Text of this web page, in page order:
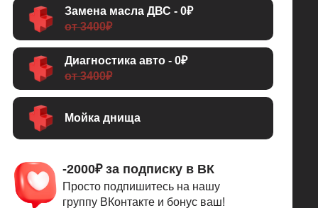
-2000₽ за подписку в ВК
Просто подпишитесь на нашу
группу ВКонтакте и бонус ваш!
Мойка днища
Диагностика авто - 0₽
от 3400₽
Замена масла ДВС - 0₽
от 3400₽